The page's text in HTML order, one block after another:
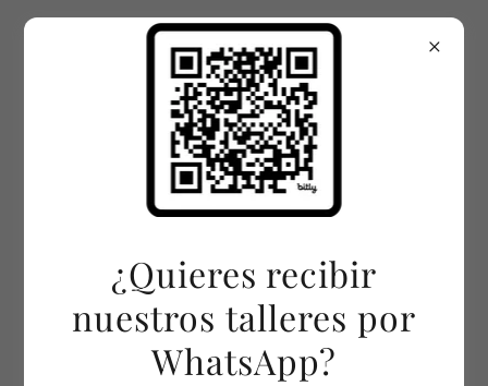
CLASES SEMANALES
Clases para niños y
jóvenes
Fomenta su creatividad
¿Quieres recibir
nuestros talleres por
WhatsApp?